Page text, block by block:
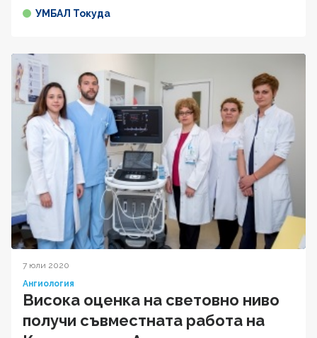
УМБАЛ Токуда
7 юли 2020
Ангиология
Висока оценка на световно ниво
получи съвместната работа на